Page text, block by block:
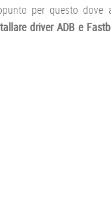
per questo dove
driver ADB e